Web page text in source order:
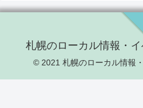
札幌のローカル情報・
© 2021 札幌のローカル情報